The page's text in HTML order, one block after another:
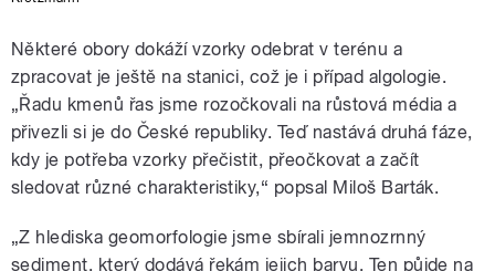
Některé obory dokáží vzorky odebrat v terénu a
zpracovat je ještě na stanici, což je i případ algologie.
„Řadu kmenů řas jsme rozočkovali na růstová média a
přivezli si je do České republiky. Teď nastává druhá fáze,
kdy je potřeba vzorky přečistit, přeočkovat a začít
sledovat různé charakteristiky,“ popsal Miloš Barták.
„Z hlediska geomorfologie jsme sbírali jemnozrnný
sediment, který dodává řekám jejich barvu. Ten půjde na